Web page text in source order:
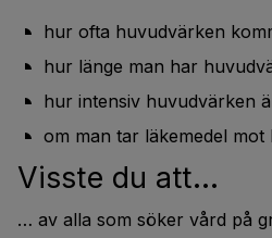
hur ofta huvudvärken
hur länge man har
hur intensiv huvudvärken
om man tar läkemedel mot
Visste du att…
… av alla som söker vård på